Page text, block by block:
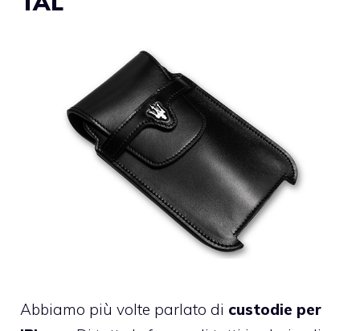
Abbiamo più volte parlato di custodie per